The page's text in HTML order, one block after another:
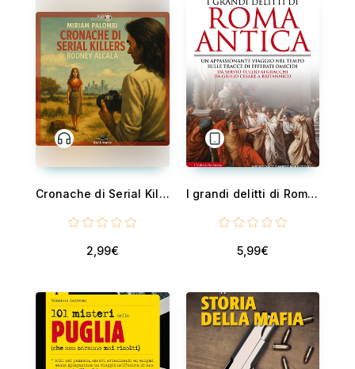
Cronache di Serial Killers: Rodney Alcala
2,99€
I grandi delitti di Roma antica
5,99€